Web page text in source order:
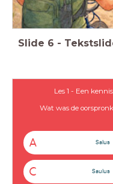
Slide 6 -
Les 1 - Een
Wat was de
A Salus
C Saulus